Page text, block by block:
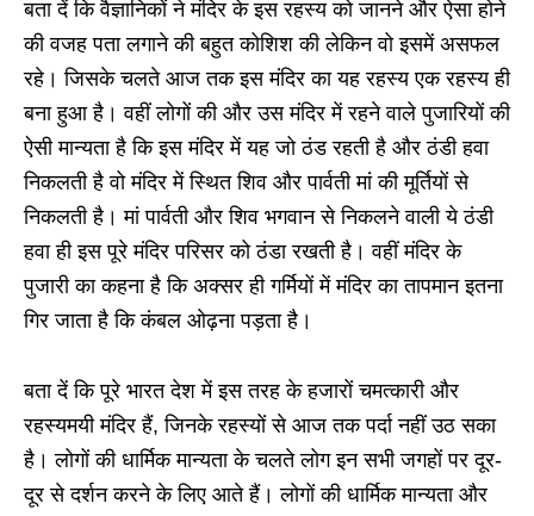
बता दें कि वैज्ञानिकों ने मंदिर के इस रहस्य को जानने और ऐसा होने
की वजह पता लगाने की बहुत कोशिश की लेकिन वो इसमें असफल
रहे। जिसके चलते आज तक इस मंदिर का यह रहस्य एक रहस्य ही
बना हुआ है। वहीं लोगों की और उस मंदिर में रहने वाले पुजारियों की
ऐसी मान्यता है कि इस मंदिर में यह जो ठंड रहती है और ठंडी हवा
निकलती है वो मंदिर में स्थित शिव और पार्वती मां की मूर्तियों से
निकलती है। मां पार्वती और शिव भगवान से निकलने वाली ये ठंडी
हवा ही इस पूरे मंदिर परिसर को ठंडा रखती है। वहीं मंदिर के
पुजारी का कहना है कि अक्‍सर ही गर्मियों में मंदिर का तापमान इतना
गिर जाता है कि कंबल ओढ़ना पड़ता है।
बता दें कि पूरे भारत देश में इस तरह के हजारों चमत्कारी और
रहस्यमयी मंदिर हैं, जिनके रहस्यों से आज तक पर्दा नहीं उठ सका
है। लोगों की धार्मिक मान्यता के चलते लोग इन सभी जगहों पर दूर-
दूर से दर्शन करने के लिए आते हैं। लोगों की धार्मिक मान्यता और